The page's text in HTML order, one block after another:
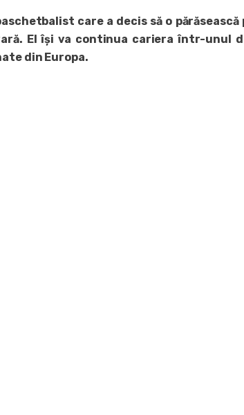
care a decis să o părăsească
El își va continua cariera într-unul
din Europa.